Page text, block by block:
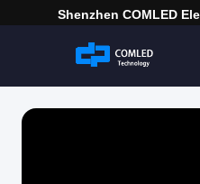
Shenzhen COMLED